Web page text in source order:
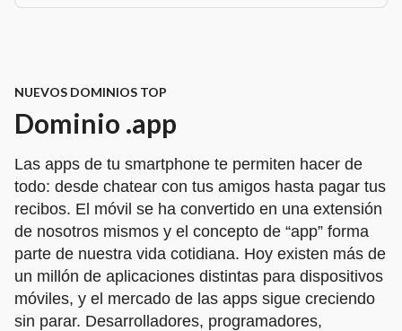
NUEVOS DOMINIOS TOP
Dominio .app
Las apps de tu smartphone te permiten hacer de
todo: desde chatear con tus amigos hasta pagar tus
recibos. El móvil se ha convertido en una extensión
de nosotros mismos y el concepto de “app” forma
parte de nuestra vida cotidiana. Hoy existen más de
un millón de aplicaciones distintas para dispositivos
móviles, y el mercado de las apps sigue creciendo
sin parar. Desarrolladores, programadores,